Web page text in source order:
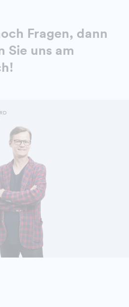
Fragen, dann
Sie uns am
DETAILS ANZEIGEN